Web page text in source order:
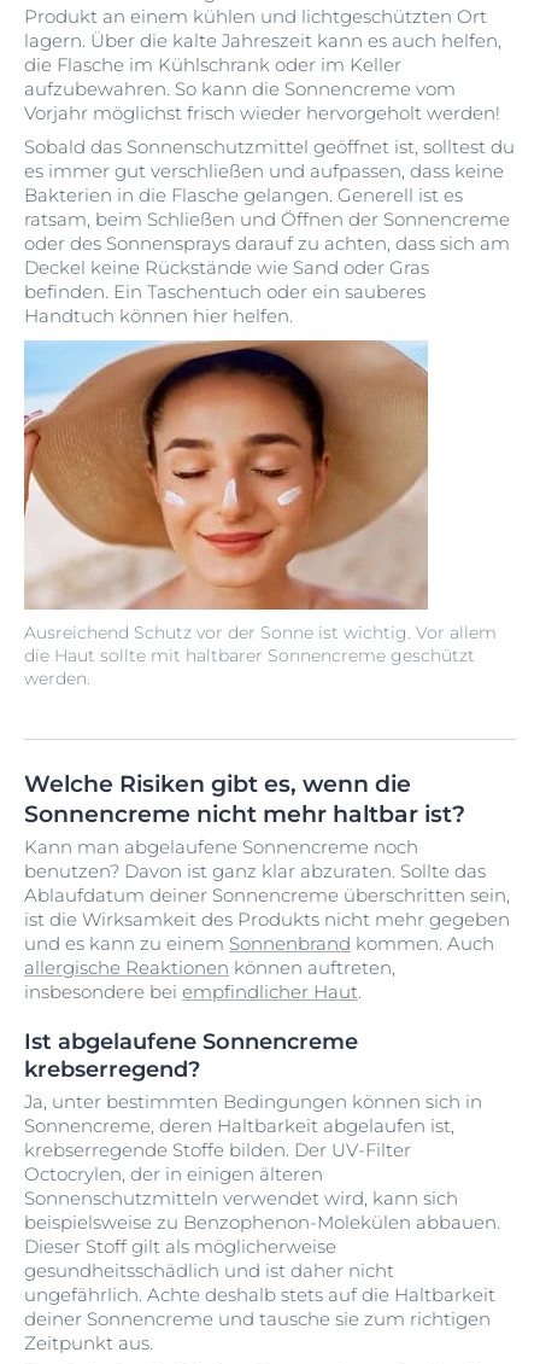
Ausreichend Schutz vor der Sonne ist wichtig. Vor allem
die Haut sollte mit haltbarer Sonnencreme geschützt
werden.
Produkt an einem kühlen und lichtgeschützten Ort
lagern. Über die kalte Jahreszeit kann es auch helfen,
die Flasche im Kühlschrank oder im Keller
aufzubewahren. So kann die Sonnencreme vom
Vorjahr möglichst frisch wieder hervorgeholt werden!
Sobald das Sonnenschutzmittel geöffnet ist, solltest du
es immer gut verschließen und aufpassen, dass keine
Bakterien in die Flasche gelangen. Generell ist es
ratsam, beim Schließen und Öffnen der Sonnencreme
oder des Sonnensprays darauf zu achten, dass sich am
Deckel keine Rückstände wie Sand oder Gras
befinden. Ein Taschentuch oder ein sauberes
Handtuch können hier helfen.
Welche Risiken gibt es, wenn die
Sonnencreme nicht mehr haltbar ist?
Kann man abgelaufene Sonnencreme noch
benutzen? Davon ist ganz klar abzuraten. Sollte das
Ablaufdatum deiner Sonnencreme überschritten sein,
ist die Wirksamkeit des Produkts nicht mehr gegeben
und es kann zu einem Sonnenbrand kommen. Auch
allergische Reaktionen können auftreten,
insbesondere bei empfindlicher Haut.
Ist abgelaufene Sonnencreme
krebserregend?
Ja, unter bestimmten Bedingungen können sich in
Sonnencreme, deren Haltbarkeit abgelaufen ist,
krebserregende Stoffe bilden. Der UV-Filter
Octocrylen, der in einigen älteren
Sonnenschutzmitteln verwendet wird, kann sich
beispielsweise zu Benzophenon-Molekülen abbauen.
Dieser Stoff gilt als möglicherweise
gesundheitsschädlich und ist daher nicht
ungefährlich. Achte deshalb stets auf die Haltbarkeit
deiner Sonnencreme und tausche sie zum richtigen
Zeitpunkt aus.